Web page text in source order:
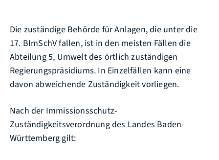
Die zuständige Behörde für Anlagen, die unter die
17. BImSchV fallen, ist in den meisten Fällen die
Abteilung 5, Umwelt des örtlich zuständigen
Regierungspräsidiums. In Einzelfällen kann eine
davon abweichende Zuständigkeit vorliegen.
Nach der Immissionsschutz-
Zuständigkeitsverordnung des Landes Baden-
Württemberg gilt: